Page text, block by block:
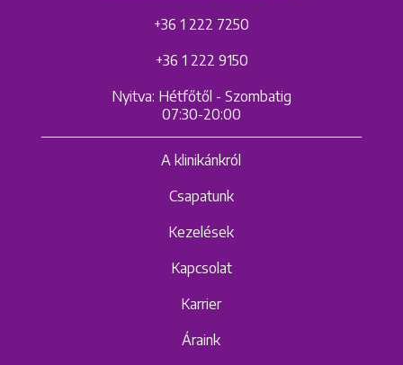
+36 1 222 7250
+36 1 222 9150
Nyitva: Hétfőtől - Szombatig
07:30-20:00
A klinikánkról
Csapatunk
Kezelések
Kapcsolat
Karrier
Áraink